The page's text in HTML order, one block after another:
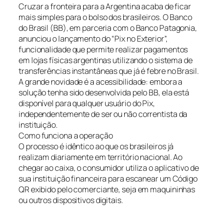
Cruzar a fronteira para a Argentina acaba de ficar
mais simples para o bolso dos brasileiros. O Banco
do Brasil (BB), em parceria com o Banco Patagonia,
anunciou o lançamento do “Pix no Exterior”,
funcionalidade que permite realizar pagamentos
em lojas físicas argentinas utilizando o sistema de
transferências instantâneas que já é febre no Brasil.
A grande novidade é a acessibilidade: embora a
solução tenha sido desenvolvida pelo BB, ela está
disponível para qualquer usuário do Pix,
independentemente de ser ou não correntista da
instituição.
Como funciona a operação
O processo é idêntico ao que os brasileiros já
realizam diariamente em território nacional. Ao
chegar ao caixa, o consumidor utiliza o aplicativo de
sua instituição financeira para escanear um Código
QR exibido pelo comerciante, seja em maquininhas
ou outros dispositivos digitais.